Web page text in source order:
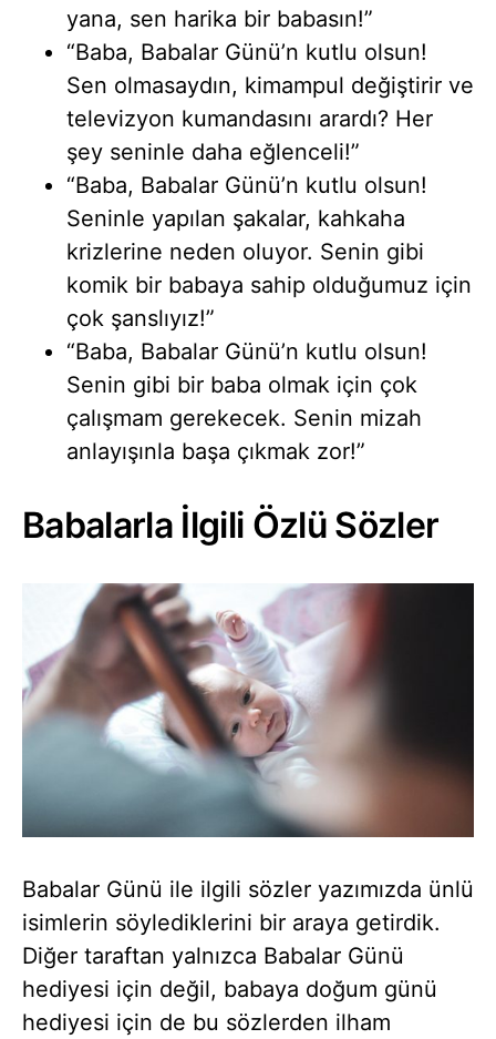
yana, sen harika bir babasın!”
“Baba, Babalar Günü’n kutlu olsun!
Sen olmasaydın, kimampul değiştirir ve
televizyon kumandasını arardı? Her
şey seninle daha eğlenceli!”
“Baba, Babalar Günü’n kutlu olsun!
Seninle yapılan şakalar, kahkaha
krizlerine neden oluyor. Senin gibi
komik bir babaya sahip olduğumuz için
çok şanslıyız!”
“Baba, Babalar Günü’n kutlu olsun!
Senin gibi bir baba olmak için çok
çalışmam gerekecek. Senin mizah
anlayışınla başa çıkmak zor!”
Babalarla İlgili Özlü Sözler
Babalar Günü ile ilgili sözler yazımızda ünlü
isimlerin söylediklerini bir araya getirdik.
Diğer taraftan yalnızca Babalar Günü
hediyesi için değil, babaya doğum günü
hediyesi için de bu sözlerden ilham